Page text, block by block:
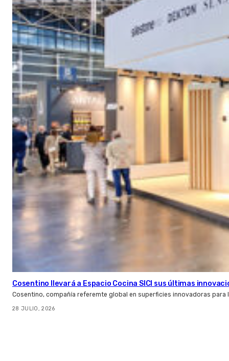
Cosentino llevará a Espacio Cocina SICI sus últimas
Cosentino, compañía referemte global en superficies innovadoras
28 JULIO, 2026